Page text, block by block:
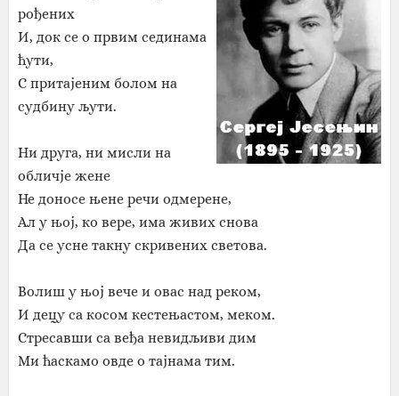
рођених
И, док се о првим сединама
ћути,
С притајеним болом на
судбину љути.
Ни друга, ни мисли на
обличје жене
Не доносе њене речи одмерене,
Ал у њој, ко вере, има живих снова
Да се усне такну скривених светова.
Волиш у њој вече и овас над реком,
И децу са косом кестењастом, меком.
Стресавши са веђа невидљиви дим
Ми ћаскамо овде о тајнама тим.